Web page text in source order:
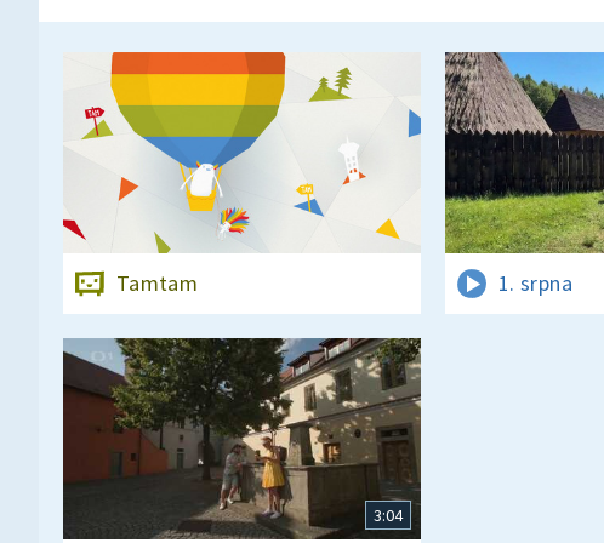
Tamtam 1. srpna
3:04